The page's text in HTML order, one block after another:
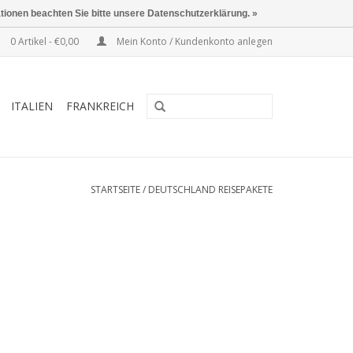
0 Artikel - €0,00 Mein Konto / Kundenkonto anlegen
ITALIEN FRANKREICH
STARTSEITE/ DEUTSCHLAND REISEPAKETE
beachten Sie bitte unsere Datenschutzerklärung. »